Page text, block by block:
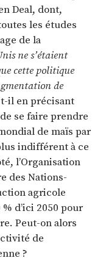
Deal, dont,
les études
de la
ne s’étaient
cette politique
de
il en précisant
se faire prendre
de maïs par
indifférent à ce
l’Organisation
des Nations-
agricole
d’ici 2050 pour
Peut-on alors
de
?